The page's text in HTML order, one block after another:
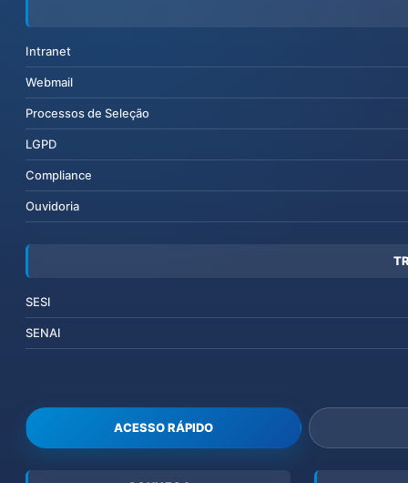
Intranet
Webmail
Processos de Seleção
LGPD
Compliance
Ouvidoria
SESI
SENAI
ACESSO RÁPIDO